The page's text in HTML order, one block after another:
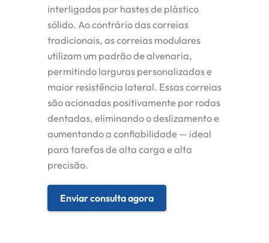
interligados por hastes de plástico
sólido. Ao contrário das correias
tradicionais, as correias modulares
utilizam um padrão de alvenaria,
permitindo larguras personalizadas e
maior resistência lateral. Essas correias
são acionadas positivamente por rodas
dentadas, eliminando o deslizamento e
aumentando a confiabilidade — ideal
para tarefas de alta carga e alta
precisão.
Enviar consulta agora